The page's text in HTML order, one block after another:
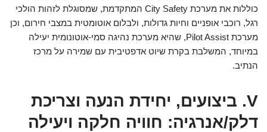
כוללות את מערכת City Safety המתקדמת, שמסוגלת לזהות הולכי
רגל, רוכבי אופניים וחיות גדולות, ולבלום אוטומטית במצבי חירום, וכן
מערכת Pilot Assist, שהיא מערכת נהיגה סמי-אוטונומית יעילה
במיוחד, המשלבת בקרת שיוט אדפטיבית עם שמירה על מרכז
הנתיב.
V. ביצועים, יחידת הנעה וצריכת
דלק/אנרגיה: חוויה חלקה ויעילה